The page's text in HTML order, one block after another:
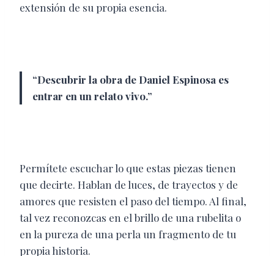
extensión de su propia esencia.
“Descubrir la obra de Daniel Espinosa es
entrar en un relato vivo.”
Permítete escuchar lo que estas piezas tienen
que decirte. Hablan de luces, de trayectos y de
amores que resisten el paso del tiempo. Al final,
tal vez reconozcas en el brillo de una rubelita o
en la pureza de una perla un fragmento de tu
propia historia.